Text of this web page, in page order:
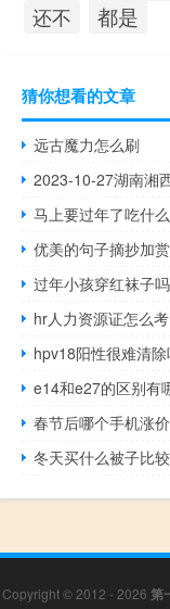
还不 都是
猜你想看的文章
远古魔力怎么刷
马上要过年了吃什
优美的句子摘抄加
过年小孩穿红袜子吗
hr人力资源证怎么
hpv18阳性很难清除
e14和e27的区别有
春节后哪个手机涨
冬天买什么被子比
Copyright © 2012 - 2026 第